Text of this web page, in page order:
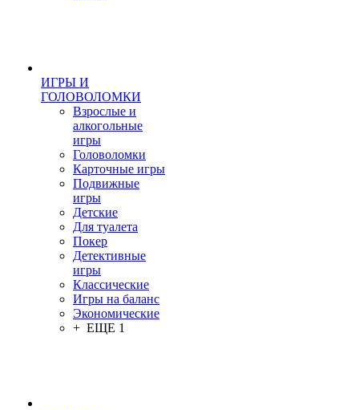
ИГРЫ И
ГОЛОВОЛОМКИ
Взрослые и
алкогольные
игры
Головоломки
Карточные игры
Подвижные
игры
Детские
Для туалета
Покер
Детективные
игры
Классические
Игры на баланс
Экономические
+ ЕЩЕ 1